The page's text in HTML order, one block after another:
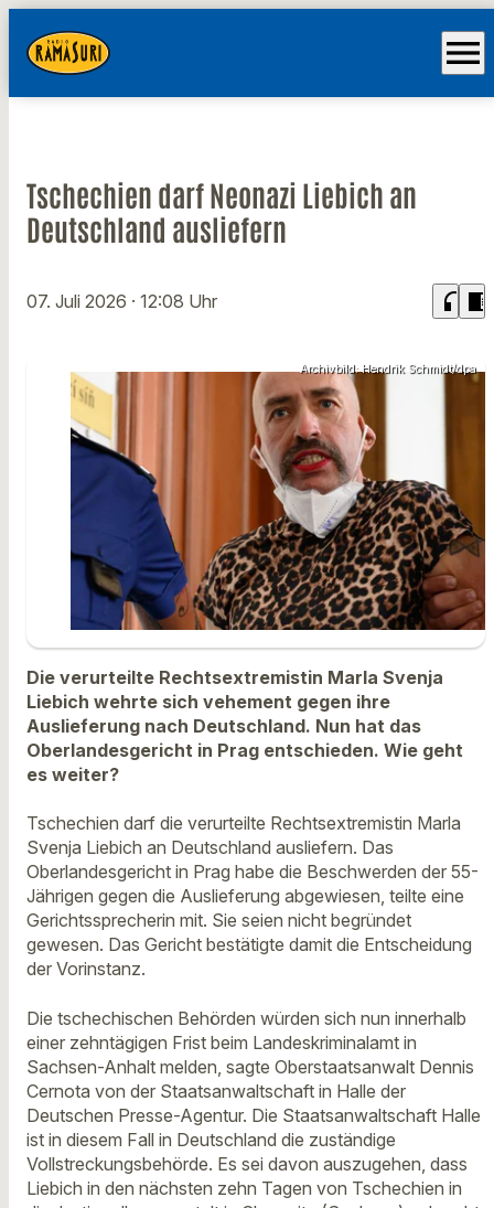
menu
Tschechien darf Neonazi Liebich an
Deutschland ausliefern
07. Juli 2026 · 12:08 Uhr headphones chrome_reader_mode
Archivbild: Hendrik Schmidt/dpa
Die verurteilte Rechtsextremistin Marla Svenja
Liebich wehrte sich vehement gegen ihre
Auslieferung nach Deutschland. Nun hat das
Oberlandesgericht in Prag entschieden. Wie geht
es weiter?
Tschechien darf die verurteilte Rechtsextremistin Marla
Svenja Liebich an Deutschland ausliefern. Das
Oberlandesgericht in Prag habe die Beschwerden der 55-
Jährigen gegen die Auslieferung abgewiesen, teilte eine
Gerichtssprecherin mit. Sie seien nicht begründet
gewesen. Das Gericht bestätigte damit die Entscheidung
der Vorinstanz.
Die tschechischen Behörden würden sich nun innerhalb
einer zehntägigen Frist beim Landeskriminalamt in
Sachsen-Anhalt melden, sagte Oberstaatsanwalt Dennis
Cernota von der Staatsanwaltschaft in Halle der
Deutschen Presse-Agentur. Die Staatsanwaltschaft Halle
ist in diesem Fall in Deutschland die zuständige
Vollstreckungsbehörde. Es sei davon auszugehen, dass
Liebich in den nächsten zehn Tagen von Tschechien in